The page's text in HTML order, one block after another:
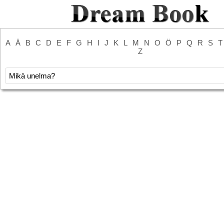
A Ä B C D E F G H I J K L M N O Ö P Q R S
T
Z